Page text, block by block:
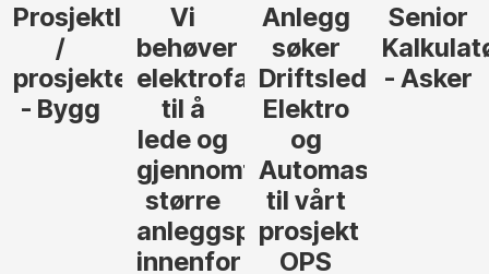
Anlegg
søker
Driftsleder
Elektro
Automasjon
Senior
Kalkulatør
- Asker
Senior
Tilbudsleder
Anlegg
- Oslo